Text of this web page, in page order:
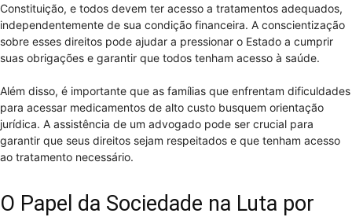
Constituição, e todos devem ter acesso a tratamentos adequados,
independentemente de sua condição financeira. A conscientização
sobre esses direitos pode ajudar a pressionar o Estado a cumprir
suas obrigações e garantir que todos tenham acesso à saúde.
Além disso, é importante que as famílias que enfrentam dificuldades
para acessar medicamentos de alto custo busquem orientação
jurídica. A assistência de um advogado pode ser crucial para
garantir que seus direitos sejam respeitados e que tenham acesso
ao tratamento necessário.
O Papel da Sociedade na Luta por